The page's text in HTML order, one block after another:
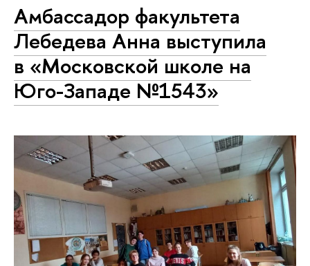
Амбассадор факультета
Лебедева Анна выступила
в «Московской школе на
Юго-Западе №1543»